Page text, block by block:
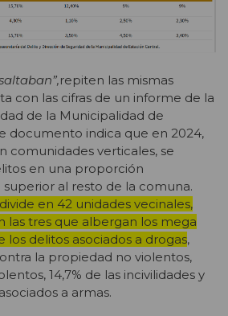
repiten las mismas
con las cifras de un informe de la
de la Municipalidad de
documento indica que en 2024,
comunidades verticales, se
en una proporción
al resto de la comuna.
en 42 unidades vecinales,
las tres que albergan los mega
los delitos asociados a drogas,
la propiedad no violentos,
14,7% de las incivilidades y
a armas.